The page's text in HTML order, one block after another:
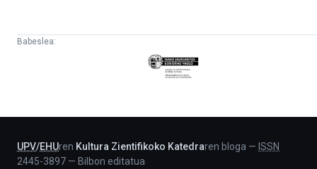
Babeslea:
Eusko
Jaurlaritza
UPV/EHUren Kultura Zientifikoko Katedraren bloga — ISSN
2445-3897 — Bilbon editatua